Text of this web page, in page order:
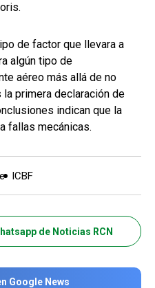
de factor que llevara a
algún tipo de
aéreo más allá de no
la primera declaración de
indican que la
fallas mecánicas.
ICBF
de Noticias RCN
Google News